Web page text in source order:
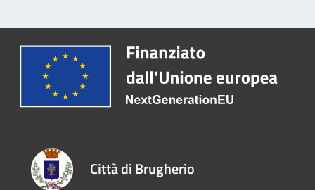
Città di Brugherio